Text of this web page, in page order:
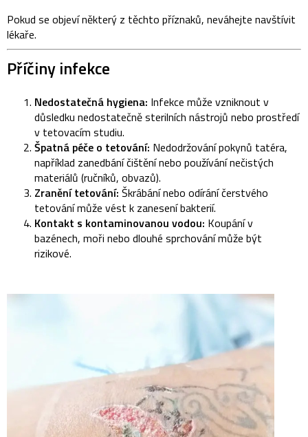
Pokud se objeví některý z těchto příznaků, neváhejte navštívit
lékaře.
Příčiny infekce
Nedostatečná hygiena: Infekce může vzniknout v
důsledku nedostatečně sterilních nástrojů nebo prostředí
v tetovacím studiu.
Špatná péče o tetování: Nedodržování pokynů tatéra,
například zanedbání čištění nebo používání nečistých
materiálů (ručníků, obvazů).
Zranění tetování: Škrábání nebo odírání čerstvého
tetování může vést k zanesení bakterií.
Kontakt s kontaminovanou vodou: Koupání v
bazénech, moři nebo dlouhé sprchování může být
rizikové.